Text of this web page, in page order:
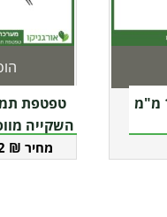
השקייה
8 ליטר לשעה ₪
למוצר
זה